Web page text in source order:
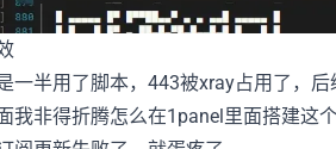
用了脚本，443被xray占用了，后
得折腾怎么在1panel里面搭建这个